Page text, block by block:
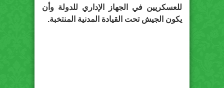
للعسكريين في الجهاز الإداري للدولة وأن
يكون الجيش تحت القيادة المدنية المنتخبة.